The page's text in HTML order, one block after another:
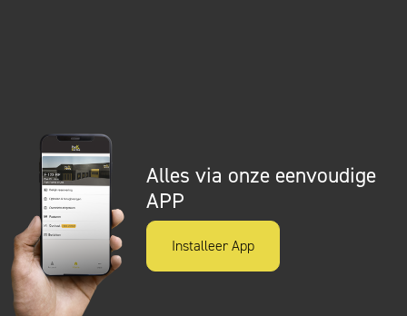
Alles via onze eenvoudige
APP
Installeer App